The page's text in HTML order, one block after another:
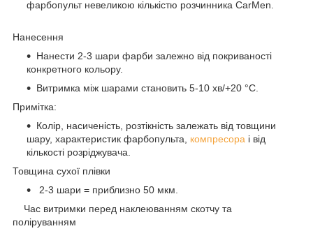
фарбопульт невеликою кількістю розчинника CarMen.
Нанесення
Нанести 2-3 шари фарби залежно від покриваності
конкретного кольору.
Витримка між шарами становить 5-10 хв/+20 °C.
Примітка:
Колір, насиченість, розтікність залежать від товщини
шару, характеристик фарбопульта, компресора і від
кількості розріджувача.
Товщина сухої плівки
2-3 шари = приблизно 50 мкм.
Час витримки перед наклеюванням скотчу та
поліруванням